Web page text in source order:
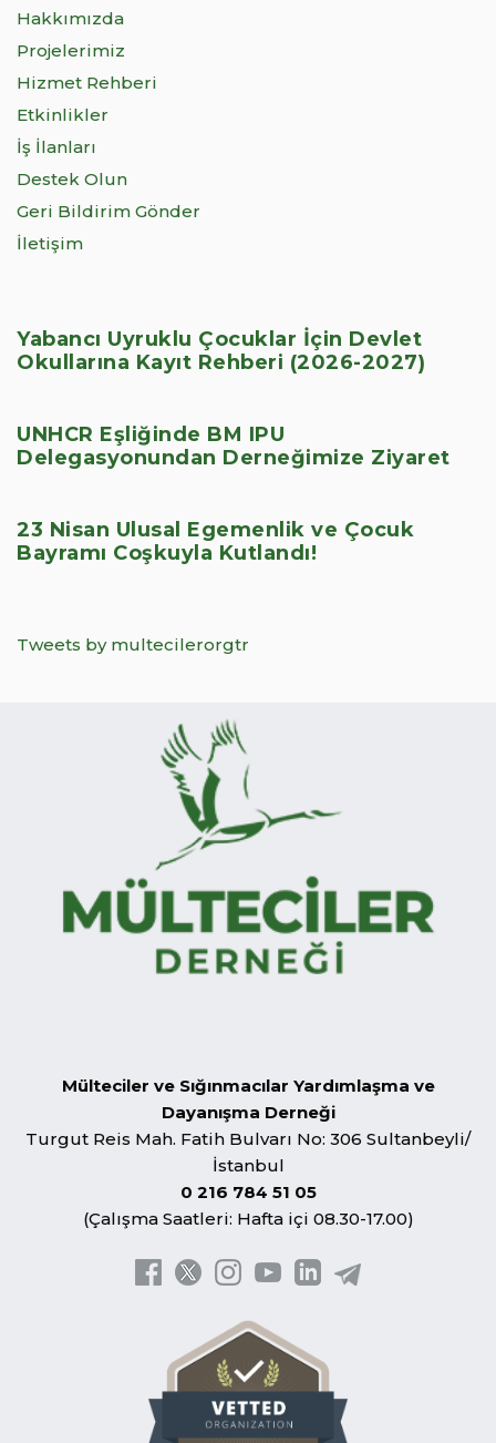
Hakkımızda
Projelerimiz
Hizmet Rehberi
Etkinlikler
İş İlanları
Destek Olun
Geri Bildirim Gönder
İletişim
Yabancı Uyruklu Çocuklar İçin Devlet
Okullarına Kayıt Rehberi (2026-2027)
UNHCR Eşliğinde BM IPU
Delegasyonundan Derneğimize Ziyaret
23 Nisan Ulusal Egemenlik ve Çocuk
Bayramı Coşkuyla Kutlandı!
Tweets by multecilerorgtr
Mülteciler ve Sığınmacılar Yardımlaşma ve
Dayanışma Derneği
Turgut Reis Mah. Fatih Bulvarı No: 306 Sultanbeyli/
İstanbul
0 216 784 51 05
(Çalışma Saatleri: Hafta içi 08.30-17.00)